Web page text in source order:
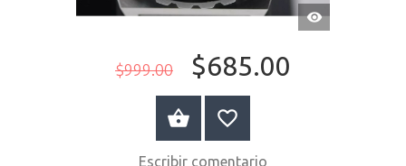
VISTA
RÁPIDA
$999.00 $685.00
COMPRAR AHORA
Escribir comentario